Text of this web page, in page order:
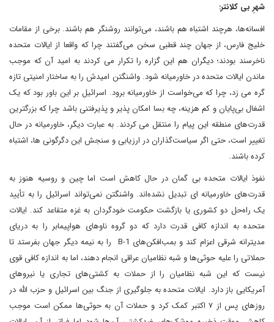
شهرِ بی کلانتر:
افسانه‌ها، هرچند اشتباه هم باشند، می‌توانند روشنگر هم باشند. برخی از مقامات
خلیج فارس، از جهان چند قطبی سخن می‌گفتند چرا که واقعا از ایالات متحده
ناخرسند بودند؛ دیگران هم این گزاره را تکرار می کردند به امید آن که موجب
ماندن ایالات متحده در خاورمیانه شود. واشنگتن امیدش را به ساختار امنیتی تازه
گره می زد، چرا که می‌خواست از خاورمیانه برود. اسرائیل بر این باور بود که یک
اشغال بی‌پایان و کم هزینه، چه بسا امکان پذیر و پذیرفتنی باشد چرا که بزرگترین
قدرت‌های منطقه این پیام را منتقل می کردند. به عبارت دیگر، خاورمیانه در حال
تغییر است، حتی اگر سیاست‌گذاران در ارزیابی و سنجش این دگرگونی ها، اشتباه
کرده باشند.
نفوذ ایالات متحده بی گمان در حال کاهش است اما چین و روسیه هنوز به
قدرت‌های خاورمیانه ای تبدیل نشده‌اند. واشنگتن نمی‌تواند اسرائیل را به تأیید
یک راه‌حل دو کشوری یا بازگشت حکومت خودگردان به غزه متقاعد کند. ایالات
متحده به اندازه کافی قدرت دارد که دو گروه ناوهای ‌هواپیمابر را به دریای
مدیترانه شرقی اعزام کند و بمب‌افکن‌های B-1 را به نیمه دیگر جهان بفرستد تا
حملاتی را علیه حوثی‌ها و شبه نظامیان عراقی انجام دهند، اما به اندازه کافی قوی
نیست که این شبه نظامیان را از حملات به کشتی‌های تجاری یا نیروهای
آمریکایی باز دارد. ایالات متحده به جلوگیری از جنگ بین اسرائیل و حزب الله در
روزهای پس از ۷ اکتبر کمک کرد و حملات آن به حوثی‌ها ممکن است موجب